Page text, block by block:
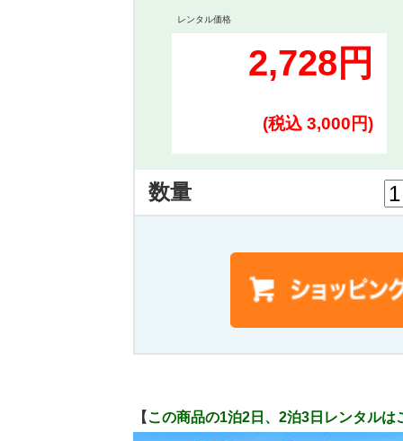
レンタル価格
2,728円
(税込 3,000円)
数量
【この商品の1泊2日、2泊3日レンタルは